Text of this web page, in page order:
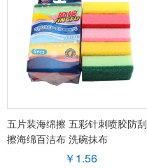
五片装海绵擦 五彩针刺喷胶防刮
擦海绵百洁布 洗碗抹布
￥1.56